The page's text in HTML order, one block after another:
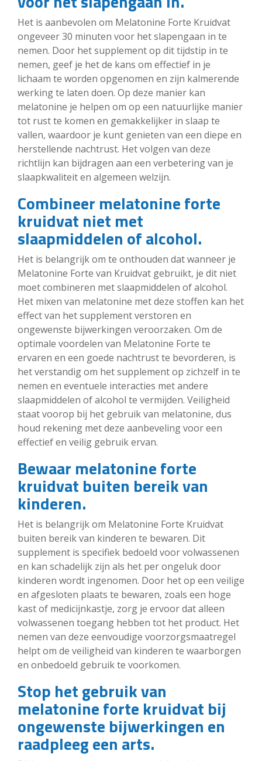
Het is aanbevolen om Melatonine Forte Kruidvat
ongeveer 30 minuten voor het slapengaan in te
nemen. Door het supplement op dit tijdstip in te
nemen, geef je het de kans om effectief in je
lichaam te worden opgenomen en zijn kalmerende
werking te laten doen. Op deze manier kan
melatonine je helpen om op een natuurlijke manier
tot rust te komen en gemakkelijker in slaap te
vallen, waardoor je kunt genieten van een diepe en
herstellende nachtrust. Het volgen van deze
richtlijn kan bijdragen aan een verbetering van je
slaapkwaliteit en algemeen welzijn.
Combineer melatonine forte
kruidvat niet met
slaapmiddelen of alcohol.
Het is belangrijk om te onthouden dat wanneer je
Melatonine Forte van Kruidvat gebruikt, je dit niet
moet combineren met slaapmiddelen of alcohol.
Het mixen van melatonine met deze stoffen kan het
effect van het supplement verstoren en
ongewenste bijwerkingen veroorzaken. Om de
optimale voordelen van Melatonine Forte te
ervaren en een goede nachtrust te bevorderen, is
het verstandig om het supplement op zichzelf in te
nemen en eventuele interacties met andere
slaapmiddelen of alcohol te vermijden. Veiligheid
staat voorop bij het gebruik van melatonine, dus
houd rekening met deze aanbeveling voor een
effectief en veilig gebruik ervan.
Bewaar melatonine forte
kruidvat buiten bereik van
kinderen.
Het is belangrijk om Melatonine Forte Kruidvat
buiten bereik van kinderen te bewaren. Dit
supplement is specifiek bedoeld voor volwassenen
en kan schadelijk zijn als het per ongeluk door
kinderen wordt ingenomen. Door het op een veilige
en afgesloten plaats te bewaren, zoals een hoge
kast of medicijnkastje, zorg je ervoor dat alleen
volwassenen toegang hebben tot het product. Het
nemen van deze eenvoudige voorzorgsmaatregel
helpt om de veiligheid van kinderen te waarborgen
en onbedoeld gebruik te voorkomen.
Stop het gebruik van
melatonine forte kruidvat bij
ongewenste bijwerkingen en
raadpleeg een arts.